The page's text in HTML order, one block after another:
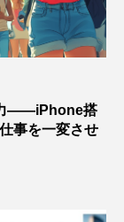
力——iPhone搭
事を一変させ